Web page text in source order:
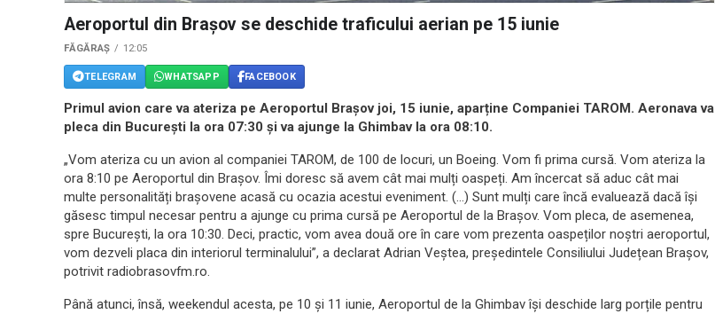
Aeroportul din Brașov se deschide traficului aerian pe 15 iunie
FĂGĂRAȘ 12:05
TELEGRAM WHATSAPP FACEBOOK
Primul avion care va ateriza pe Aeroportul Brașov joi, 15 iunie, aparține Companiei TAROM. Aeronava va
pleca din București la ora 07:30 și va ajunge la Ghimbav la ora 08:10.
„Vom ateriza cu un avion al companiei TAROM, de 100 de locuri, un Boeing. Vom fi prima cursă. Vom ateriza la
ora 8:10 pe Aeroportul din Brașov. Îmi doresc să avem cât mai mulți oaspeți. Am încercat să aduc cât mai
multe personalități brașovene acasă cu ocazia acestui eveniment. (…) Sunt mulți care încă evaluează dacă își
găsesc timpul necesar pentru a ajunge cu prima cursă pe Aeroportul de la Brașov. Vom pleca, de asemenea,
spre București, la ora 10:30. Deci, practic, vom avea două ore în care vom prezenta oaspeților noștri aeroportul,
vom dezveli placa din interiorul terminalului”, a declarat Adrian Veștea, președintele Consiliului Județean Brașov,
potrivit radiobrasovfm.ro.
Până atunci, însă, weekendul acesta, pe 10 și 11 iunie, Aeroportul de la Ghimbav își deschide larg porțile pentru